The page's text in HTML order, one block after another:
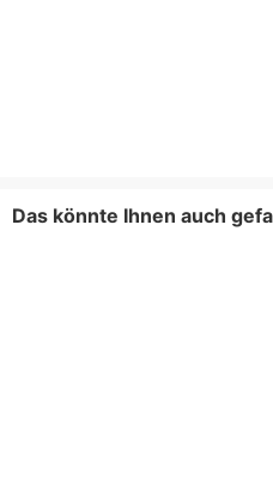
Das könnte Ihnen auch